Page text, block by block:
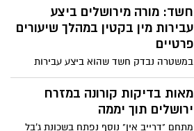
ראש העיר ירושלים, משה ליאון: "אני מברך על
הפרויקט המיוחד אשר יסייע לאוכלוסיית הגיל
השלישי להישאר מחוברת גם בזמן משבר
הקורונה, המאלץ את כולנו לשמור על ריחוק
חברתי
חשד: מורה מירושלים ביצע
עבירות מין בקטין במהלך שיעורים
פרטיים
במשטרה נבדק חשד שהוא ביצע עבירות
דומות בתלמידים נוספים. בית המשפט ידון
היום בהארכת מעצרו
מאות בדיקות קורונה במזרח
ירושלים תוך יממה
מתחם "דרייב אין" נוסף נפתח בשכונת ג'בל